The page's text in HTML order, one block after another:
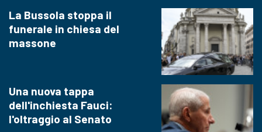
La Bussola stoppa il
funerale in chiesa del
massone
Una nuova tappa
dell'inchiesta Fauci:
l'oltraggio al Senato